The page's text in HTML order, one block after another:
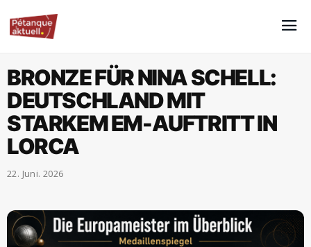
BRONZE FÜR NINA SCHELL:
DEUTSCHLAND MIT
STARKEM EM-AUFTRITT IN
LORCA
22. Juni. 2026